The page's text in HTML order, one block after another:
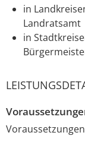
in
Landratsamt
in